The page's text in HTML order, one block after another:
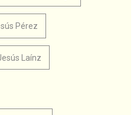
Pérez
Laínz